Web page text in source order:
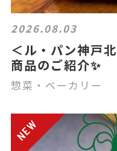
2026.08.03
＜ル・パン神戸
商品のご紹介✨
惣菜・ベーカリー